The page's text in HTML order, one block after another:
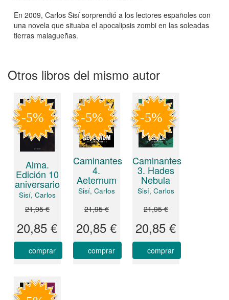
En 2009, Carlos Sisí sorprendió a los lectores españoles con
una novela que situaba el apocalipsis zombi en las soleadas
tierras malagueñas.
Otros libros del mismo autor
Alma.
Edición 10
aniversario
Sisí, Carlos
21,95 €
20,85 €
comprar
Caminantes
4.
Aeternum
Sisí, Carlos
21,95 €
20,85 €
comprar
Caminantes
3. Hades
Nebula
Sisí, Carlos
21,95 €
20,85 €
comprar